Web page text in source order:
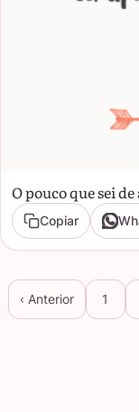
O pouco que sei
Copiar
‹ Anterior 1